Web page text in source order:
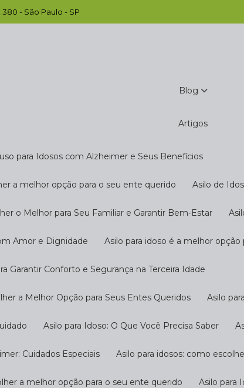
- São Paulo - SP
Blog
Artigos
para Idosos com Alzheimer e Seus Benefícios
a melhor opção para o seu ente querido Asilo de
o Melhor para Seu Familiar e Garantir Bem-Estar
Amor e Dignidade Asilo para idoso é a melhor
Garantir Conforto e Segurança na Terceira Idade
a Melhor Opção para Seus Entes Queridos Asilo
Asilo para Idoso: O Que Você Precisa Saber
Cuidados Especiais Asilo para idosos: como
a melhor opção para o seu ente querido Asilo